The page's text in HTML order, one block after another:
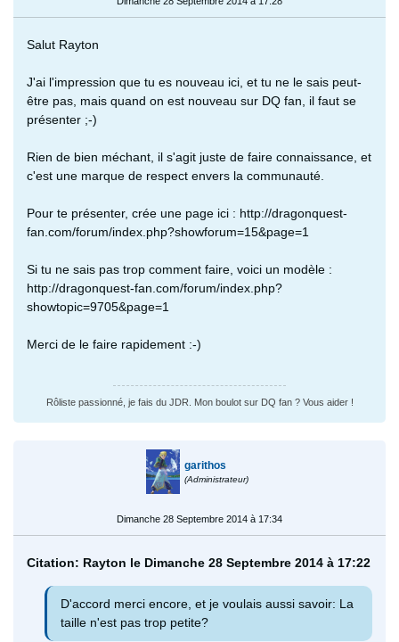
Salut Rayton
J'ai l'impression que tu es nouveau ici, et tu ne le sais peut-
être pas, mais quand on est nouveau sur DQ fan, il faut se
présenter ;-)
Rien de bien méchant, il s'agit juste de faire connaissance, et
c'est une marque de respect envers la communauté.
Pour te présenter, crée une page ici : http://dragonquest-
fan.com/forum/index.php?showforum=15&page=1
Si tu ne sais pas trop comment faire, voici un modèle :
http://dragonquest-fan.com/forum/index.php?
showtopic=9705&page=1
Merci de le faire rapidement :-)
Rôliste passionné, je fais du JDR. Mon boulot sur DQ fan ? Vous aider !
garithos
(Administrateur)
Dimanche 28 Septembre 2014 à 17:34
Citation: Rayton le Dimanche 28 Septembre 2014 à 17:22
D'accord merci encore, et je voulais aussi savoir: La
taille n'est pas trop petite?